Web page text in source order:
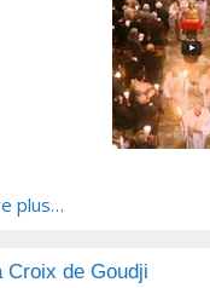
plus…
Croix de Goudji